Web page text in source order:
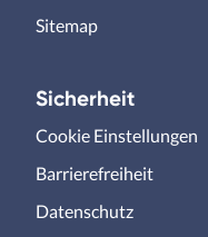
Sitemap
Sicherheit
Cookie Einstellungen
Barrierefreiheit
Datenschutz